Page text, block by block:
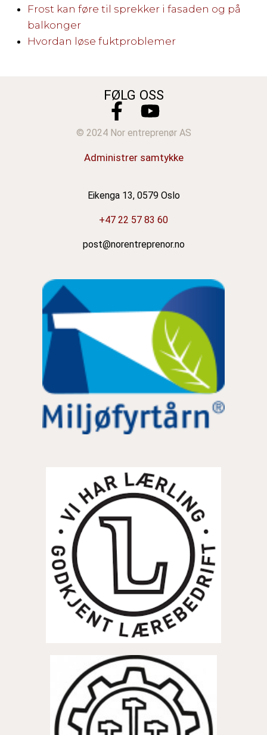
Frost kan føre til sprekker i fasaden og på
balkonger
Hvordan løse fuktproblemer
FØLG OSS
© 2024 Nor entreprenør AS
Administrer samtykke
Eikenga 13, 0579 Oslo
+47 22 57 83 60
post@norentreprenor.no